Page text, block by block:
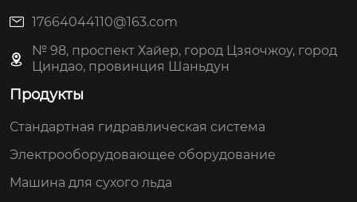
17664044110@163.com
№ 98, проспект Хайер, город Цзяочжоу, город
Циндао, провинция Шаньдун
Продукты
Стандартная гидравлическая система
Электрооборудовающее оборудование
Машина для сухого льда